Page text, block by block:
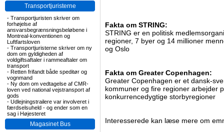
Transportjuristerne
- Transportjuristen skriver om
forhøjelse af
ansvarsbegrænsningsbeløbene i
Montreal-konventionen og
Luftfartsloven
- Transportjuristerne skriver om ny
dom om gyldigheden af
voldgiftsaftaler i rammeaftaler om
transport
- Retten frifandt både speditør og
vognmand
- Ny dom om vedtagelse af CMR-
loven ved national vejstransport af
gods
- Udlejningstrailere var involveret i
færdselsuheld - og ender som en
sag i Højesteret
Magasinet Bus
Fakta om STRING:
STRING er en politisk
regioner, 7 byer og 14 millioner
og Oslo
Fakta om Greater Copenhagen:
Greater Copenhagen er et dansk-
kommuner og fire regioner arbejder
konkurrencedygtige storbyregioner
Interesserede kan læse mere om